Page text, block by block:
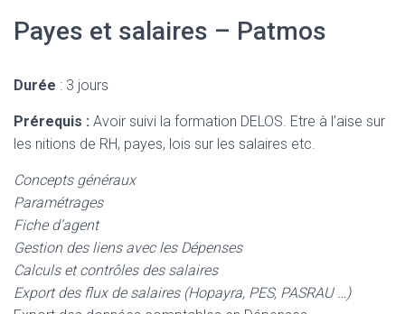
Payes et salaires – Patmos
Durée : 3 jours
Prérequis : Avoir suivi la formation DELOS. Etre à l’aise sur
les nitions de RH, payes, lois sur les salaires etc.
Concepts généraux
Paramétrages
Fiche d’agent
Gestion des liens avec les Dépenses
Calculs et contrôles des salaires
Export des flux de salaires (Hopayra, PES, PASRAU …)